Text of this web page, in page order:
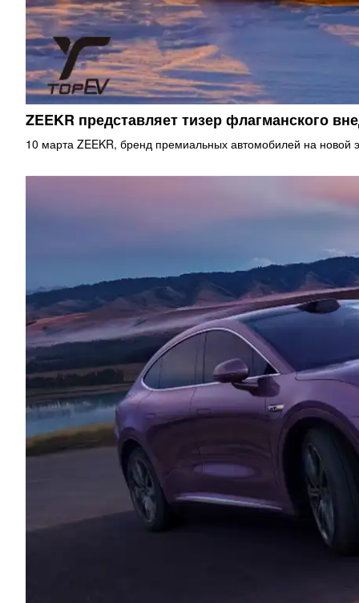
ZEEKR представляет тизер флагманского
10 марта ZEEKR, бренд премиальных автомобилей на новой